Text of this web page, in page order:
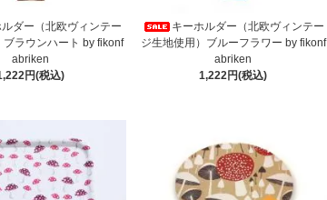
ダー（北欧ヴィンテー
ブラウンハート by fikonf
abriken
円(税込)
キーホルダー（北欧ヴィンテー
ジ生地使用）ブルーフラワー by fikonf
abriken
1,222円(税込)